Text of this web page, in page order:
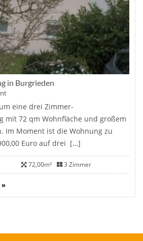
in Burgrieden
eine drei Zimmer-
mit 72 qm Wohnfläche und großem
Im Moment ist die Wohnung zu
Euro auf drei […]
72,00m² 3 Zimmer
»